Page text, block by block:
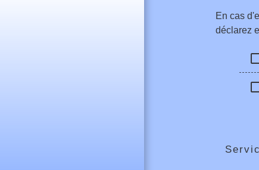
En cas
déclarez